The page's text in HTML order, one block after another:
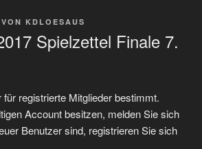
VON KDLOESAUS
Spielzettel Finale 7.
für registrierte Mitglieder bestimmt.
Account besitzen, melden Sie sich
Benutzer sind, registrieren Sie sich